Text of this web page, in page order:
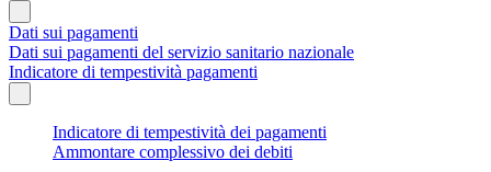
Dati sui pagamenti
Dati sui pagamenti del servizio sanitario nazionale
Indicatore di tempestività pagamenti
Indicatore di tempestività dei pagamenti
Ammontare complessivo dei debiti